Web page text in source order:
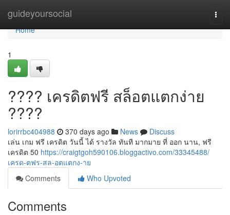
guideyoursocial
Home
Home
1
???? เครดิตฟรี สล็อตแตกง่าย
????
lorirrbc404988 370 days ago News
Discuss
เล่น เกม ฟรี เครดิต วันนี้ ได้ รางวัล ทันที มากมาย ที่ ออก นาน, ฟรี
เครดิต 50 https://craigtgoh590106.bloggactivo.com/33345488/
เครด-ตฟร-สล-อตแตกง-าย
Comments
Who Upvoted
Comments